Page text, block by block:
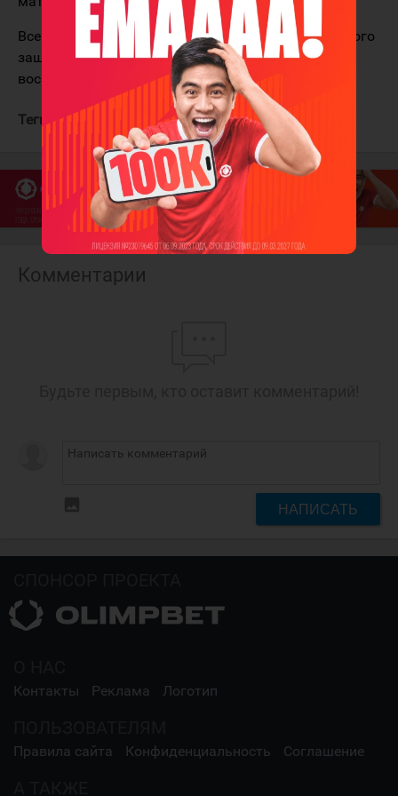
Всего в нынешнем плей-офф на счету американского
защитника, с учётом этой игры, 6 (0+6) очков в
восьми матчах.
Теги: Хьюз Куинн Ванкувер Кэнакс
Комментарии
НАПИСАТЬ
Контакты Реклама Логотип
Правила сайта Конфиденциальность Соглашение